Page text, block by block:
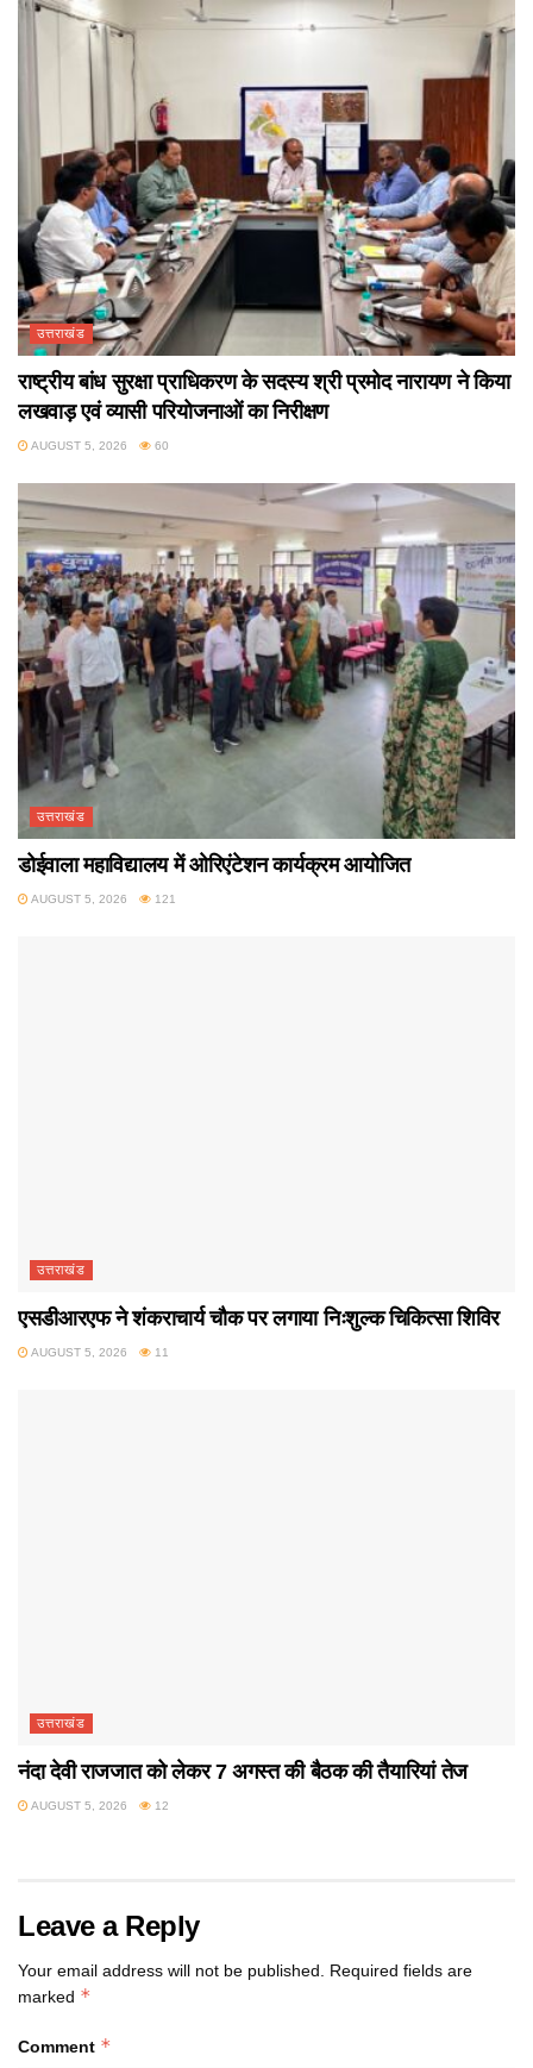
उत्तराखंड
राष्ट्रीय बांध सुरक्षा प्राधिकरण के सदस्य श्री प्रमोद नारायण ने किया
लखवाड़ एवं व्यासी परियोजनाओं का निरीक्षण
AUGUST 5, 2026 60
उत्तराखंड
डोईवाला महाविद्यालय में ओरिएंटेशन कार्यक्रम आयोजित
AUGUST 5, 2026 121
उत्तराखंड
एसडीआरएफ ने शंकराचार्य चौक पर लगाया निःशुल्क चिकित्सा शिविर
AUGUST 5, 2026 11
उत्तराखंड
नंदा देवी राजजात को लेकर 7 अगस्त की बैठक की तैयारियां तेज
AUGUST 5, 2026 12
Leave a Reply
Your email address will not be published.
Required fields are
marked *
Comment *